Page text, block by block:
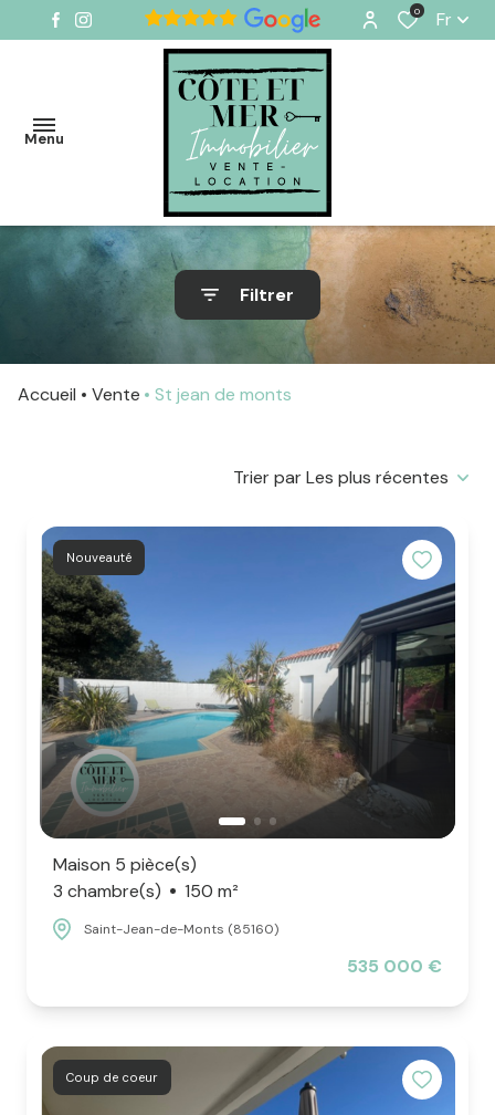
0 Fr
Menu
VENTES
VENDUS
LOCATIONS
SAISONNIÈRES
CONTACT
Filtrer
Accueil Vente St jean de monts
Trier par Les plus récentes
Nouveauté
Maison 5 pièce(s)
3 chambre(s)
150 m²
Saint-Jean-de-Monts (85160)
535 000 €
Coup de coeur